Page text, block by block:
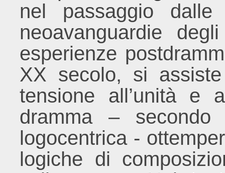
nel passaggio dalle
neoavanguardie
esperienze
XX secolo, si
tensione all’unità e
dramma –
logocentrica -
logiche di